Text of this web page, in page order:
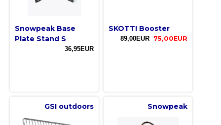
Snowpeak Base
Plate Stand S
36,95EUR
SKOTTI Booster
89,00EUR 75,00EUR
GSI outdoors Snowpeak